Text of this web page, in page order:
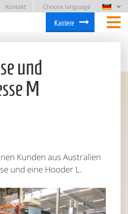
Kontakt
Choose language
Karriere
und
M
Kunden aus Australien
und eine Hooder L.